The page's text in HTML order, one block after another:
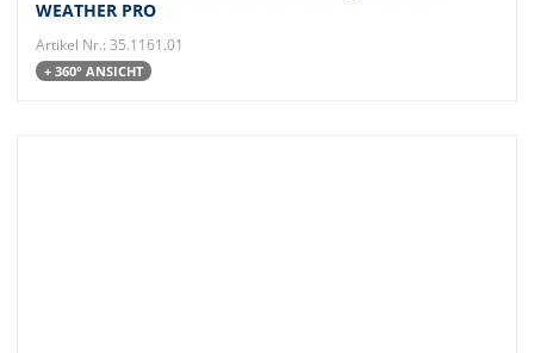
WEATHER PRO
Artikel Nr.: 35.1161.01
+ 360° ANSICHT